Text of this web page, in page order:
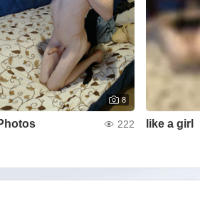
8
222 like a girl